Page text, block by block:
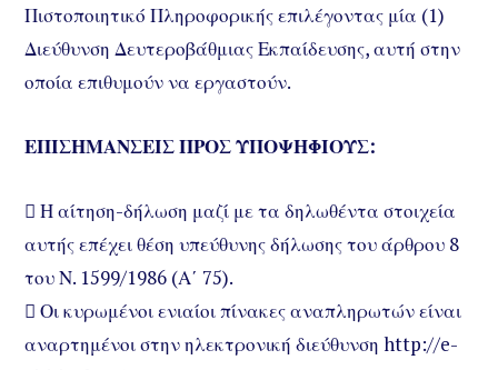
Πιστοποιητικό Πληροφορικής επιλέγοντας μία (1)
Διεύθυνση Δευτεροβάθμιας Εκπαίδευσης, αυτή στην
οποία επιθυμούν να εργαστούν.
ΕΠΙΣΗΜΑΝΣΕΙΣ ΠΡΟΣ ΥΠΟΨΗΦΙΟΥΣ:
 Η αίτηση-δήλωση μαζί με τα δηλωθέντα στοιχεία
αυτής επέχει θέση υπεύθυνης δήλωσης του άρθρου 8
του Ν. 1599/1986 (Α΄ 75).
 Οι κυρωμένοι ενιαίοι πίνακες αναπληρωτών είναι
αναρτημένοι στην ηλεκτρονική διεύθυνση http://e-